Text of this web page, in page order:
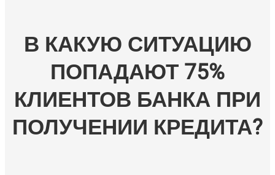
В КАКУЮ СИТУАЦИЮ
ПОПАДАЮТ 75%
КЛИЕНТОВ БАНКА ПРИ
ПОЛУЧЕНИИ КРЕДИТА?